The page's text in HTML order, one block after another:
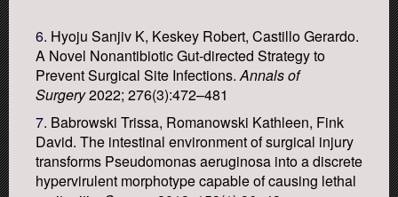
6. Hyoju Sanjiv K, Keskey Robert, Castillo Gerardo.
A Novel Nonantibiotic Gut-directed Strategy to
Prevent Surgical Site Infections.Annals of
Surgery2022; 276(3):472–481
7. Babrowski Trissa, Romanowski Kathleen, Fink
David. The intestinal environment of surgical injury
transforms Pseudomonas aeruginosa into a discrete
hypervirulent morphotype capable of causing lethal